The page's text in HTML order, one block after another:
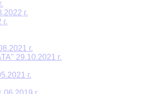
г.
г.
29.10.2021 г.
г.